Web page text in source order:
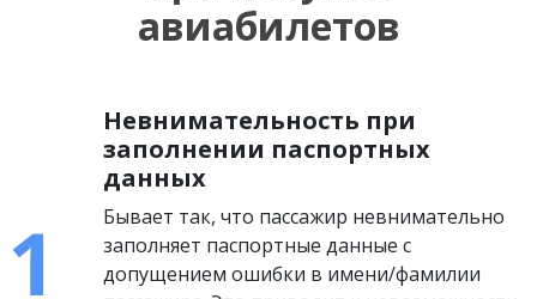
авиабилетов
Невнимательность при
заполнении паспортных
данных
Бывает так, что пассажир невнимательно
заполняет паспортные данные с
допущением ошибки в имени/фамилии